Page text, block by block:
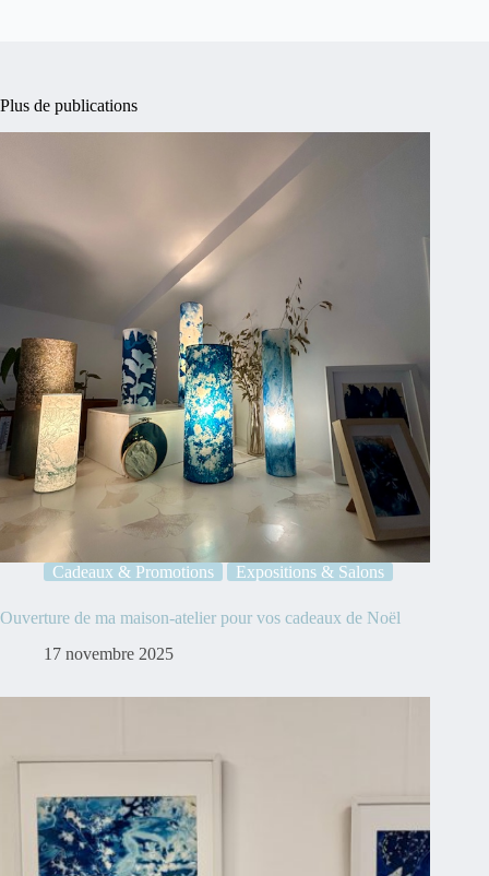
Plus de publications
Cadeaux & Promotions Expositions & Salons
Ouverture de ma maison-atelier pour vos cadeaux de Noël
17 novembre 2025